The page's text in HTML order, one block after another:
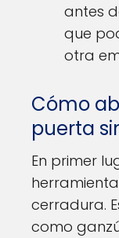
antes
que
otra
Cómo
puerta
En primer
cerradura.
como